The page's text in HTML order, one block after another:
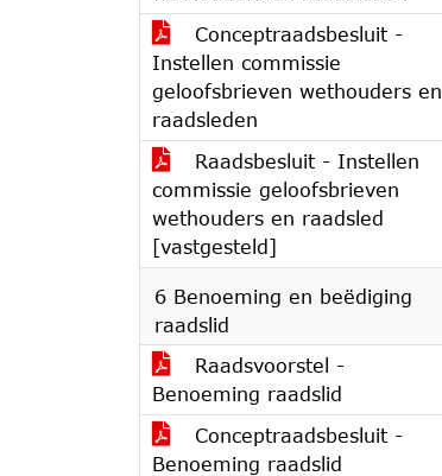
Conceptraadsbesluit -
Instellen commissie
geloofsbrieven wethouders en
raadsleden
Raadsbesluit - Instellen
commissie geloofsbrieven
wethouders en raadsled
[vastgesteld]
6 Benoeming en beëdiging
raadslid
Raadsvoorstel -
Benoeming raadslid
Conceptraadsbesluit -
Benoeming raadslid